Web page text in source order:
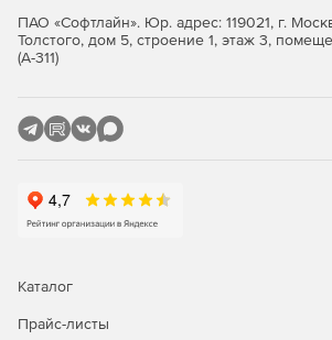
ПАО «Софтлайн». Юр. адрес: 119021, г.
Толстого, дом 5, строение 1, этаж 3,
(А-311)
Каталог
Прайс-листы